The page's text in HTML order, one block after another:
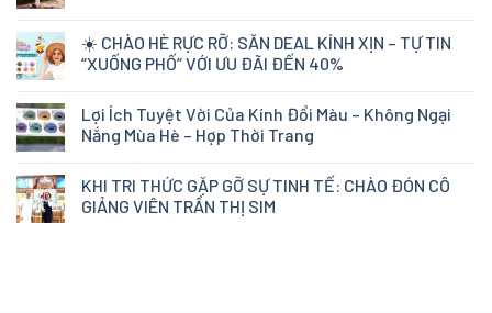
☀️ CHÀO HÈ RỰC RỠ: SĂN DEAL KÍNH XỊN – TỰ TIN
“XUỐNG PHỐ” VỚI ƯU ĐÃI ĐẾN 40%
Lợi Ích Tuyệt Vời Của Kính Đổi Màu – Không Ngại
Nắng Mùa Hè – Hợp Thời Trang
KHI TRI THỨC GẶP GỠ SỰ TINH TẾ: CHÀO ĐÓN CÔ
GIẢNG VIÊN TRẦN THỊ SIM